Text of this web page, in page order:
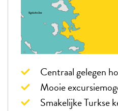
Centraal gelegen
Mooie
Smakelijke Turkse